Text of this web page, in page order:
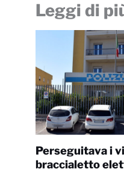
Leggi di
Perseguitava i
braccialetto